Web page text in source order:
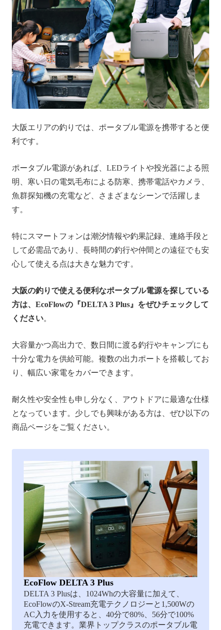
大阪エリアの釣りでは、ポータブル電源を携帯すると便
利です。
ポータブル電源があれば、LEDライトや投光器による照
明、寒い日の電気毛布による防寒、携帯電話やカメラ、
魚群探知機の充電など、さまざまなシーンで活躍しま
す。
特にスマートフォンは潮汐情報や釣果記録、連絡手段と
して必需品であり、長時間の釣行や仲間との遠征でも安
心して使える点は大きな魅力です。
大阪の釣りで使える便利なポータブル電源を探している
方は、EcoFlowの『DELTA 3 Plus』をぜひチェックして
ください。
大容量かつ高出力で、数日間に渡る釣行やキャンプにも
十分な電力を供給可能。複数の出力ポートを搭載してお
り、幅広い家電をカバーできます。
耐久性や安全性も申し分なく、アウトドアに最適な仕様
となっています。少しでも興味がある方は、ぜひ以下の
商品ページをご覧ください。
EcoFlow DELTA 3 Plus
DELTA 3 Plusは、1024Whの大容量に加えて、
EcoFlowのX-Stream充電テクノロジーと1,500Wの
AC入力を使用すると、40分で80%、56分で100%
充電できます。業界トップクラスのポータブル電